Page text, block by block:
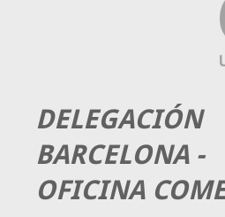
DELEGACIÓN
BARCELONA -
OFICINA